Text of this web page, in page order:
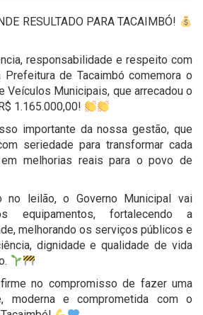
RESULTADO PARA TACAIMBÓ!
responsabilidade e respeito com
de Tacaimbó comemora o
Veículos Municipais, que arrecadou o
1.165.000,00!
importante da nossa gestão, que
seriedade para transformar cada
em melhorias reais para o povo de
no leilão, o Governo Municipal vai
equipamentos, fortalecendo a
melhorando os serviços públicos e
dignidade e qualidade de vida
no compromisso de fazer uma
moderna e comprometida com o